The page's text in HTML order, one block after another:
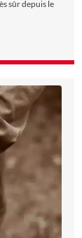
sûr depuis le